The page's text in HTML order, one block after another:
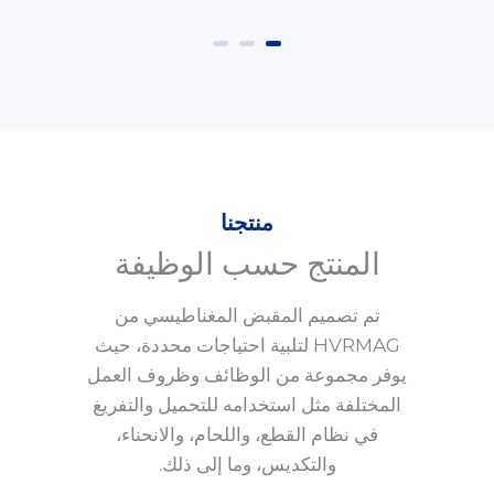
منتجنا
المنتج حسب الوظيفة
تم تصميم المقبض المغناطيسي من
HVRMAG لتلبية احتياجات محددة، حيث
يوفر مجموعة من الوظائف وظروف العمل
المختلفة مثل استخدامه للتحميل والتفريغ
في نظام القطع، واللحام، والانحناء،
والتكديس، وما إلى ذلك.